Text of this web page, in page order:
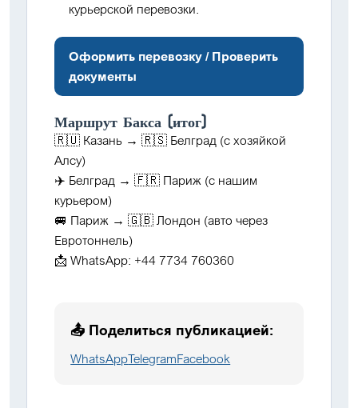
курьерской перевозки.
Оформить перевозку / Проверить
документы
Маршрут Бакса (итог)
🇷🇺 Казань → 🇷🇸 Белград (с хозяйкой
Алсу)
✈️ Белград → 🇫🇷 Париж (с нашим
курьером)
🚐 Париж → 🇬🇧 Лондон (авто через
Евротоннель)
📩 WhatsApp: +44 7734 760360
📤 Поделиться публикацией:
WhatsAppTelegramFacebook